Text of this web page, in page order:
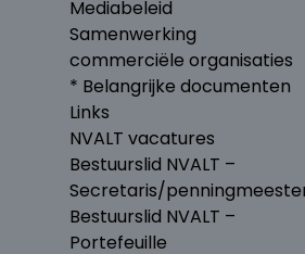
Mediabeleid
Samenwerking
commerciële organisaties
* Belangrijke documenten
Links
NVALT vacatures
Bestuurslid NVALT –
Secretaris/
Bestuurslid NVALT –
Portefeuille